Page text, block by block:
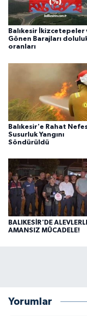
Balıkesir İkizcetepeler
Gönen Barajları
oranları
Balıkesir'e Rahat
Susurluk Yangını
Söndürüldü
BALIKESİR'DE
AMANSIZ MÜCADELE!
Yorumlar